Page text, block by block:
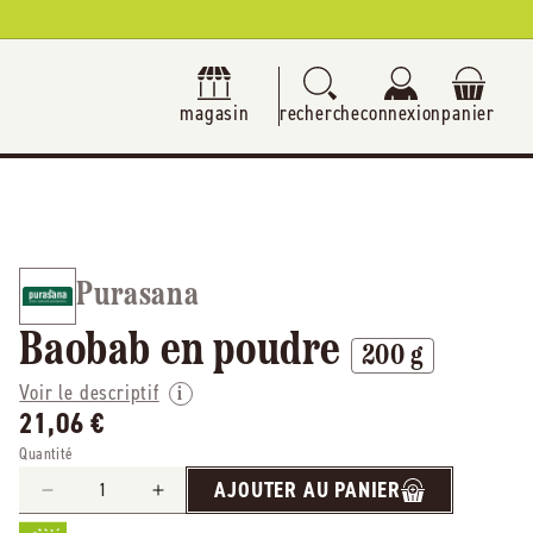
magasin rechercheconnexionpanier
Purasana
Baobab en poudre
200 g
Voir le descriptif
21,06 €
Quantité
Réduire
la
AugmenterAJOUTER AU PANIER